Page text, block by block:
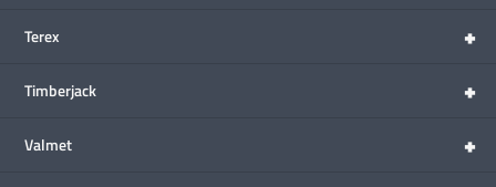
+
Terex
+
Timberjack
+
Valmet